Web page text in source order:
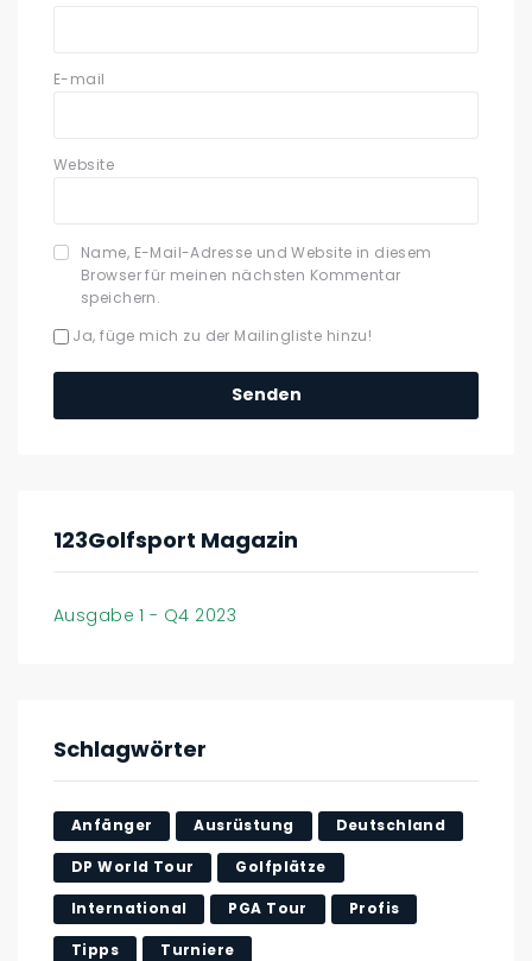
E-mail
Website
Name, E-Mail-Adresse und Website in diesem
Browser für meinen nächsten Kommentar
speichern.
Ja, füge mich zu der Mailingliste hinzu!
123Golfsport Magazin
Ausgabe 1 - Q4 2023
Schlagwörter
Anfänger Ausrüstung Deutschland
DP World Tour Golfplätze
International PGA Tour Profis
Tipps Turniere